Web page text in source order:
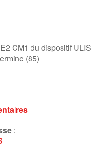
CM1 du dispositif
(85)
: